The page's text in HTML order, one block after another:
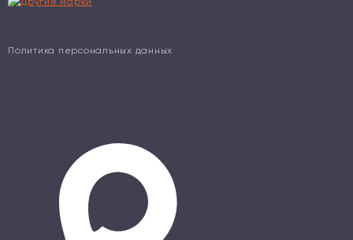
Политика персональных данных